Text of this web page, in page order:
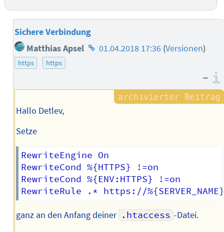
Sichere Verbindung
Matthias Apsel Homepage
01.04.2018 17:36 (Versionen)
https https
–
Hallo Detlev,
Setze
RewriteEngine On
RewriteCond %{HTTPS} !=on
RewriteCond %{ENV:HTTPS} !=on
ganz an den Anfang deiner .htaccess -Datei.